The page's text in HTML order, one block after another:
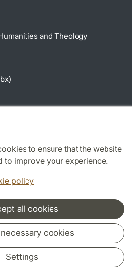
to ensure that the website
to improve your experience.
policy
all cookies
cookies
Settings
and Theology
and network